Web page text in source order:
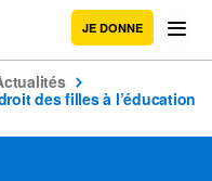
JE DONNE
des filles à l’éducation